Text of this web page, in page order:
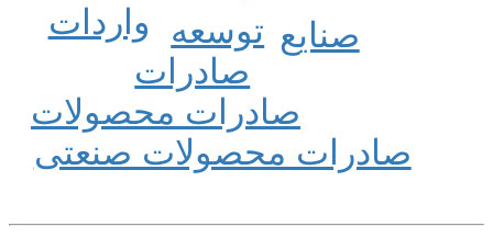
توسعه
صادرات
صادرات محصولات
صادرات محصولات صنعتی
صنایع واردات